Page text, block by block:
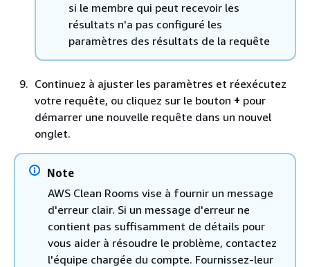
si le membre qui peut recevoir les
résultats n'a pas configuré les
paramètres des résultats de la requête
Continuez à ajuster les paramètres et réexécutez
votre requête, ou cliquez sur le bouton + pour
démarrer une nouvelle requête dans un nouvel
onglet.
Note
AWS Clean Rooms vise à fournir un message
d'erreur clair. Si un message d'erreur ne
contient pas suffisamment de détails pour
vous aider à résoudre le problème, contactez
l'équipe chargée du compte. Fournissez-leur